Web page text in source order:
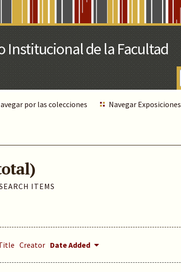
por las colecciones Navegar Exposiciones
ITEMS
Creator Date Added